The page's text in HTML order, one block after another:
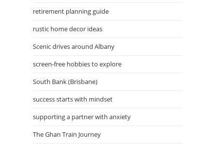
retirement planning guide
rustic home decor ideas
Scenic drives around Albany
screen-free hobbies to explore
South Bank (Brisbane)
success starts with mindset
supporting a partner with anxiety
The Ghan Train Journey